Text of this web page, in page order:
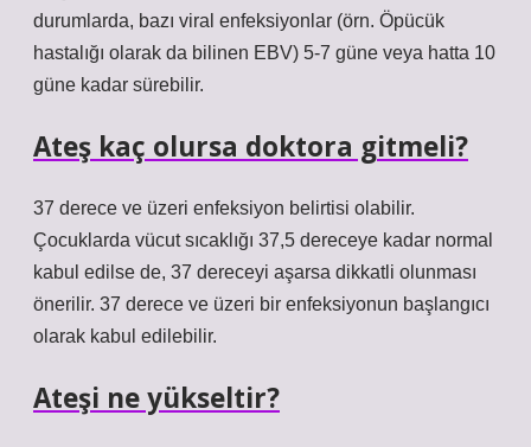
durumlarda, bazı viral enfeksiyonlar (örn. Öpücük
hastalığı olarak da bilinen EBV) 5-7 güne veya hatta 10
güne kadar sürebilir.
Ateş kaç olursa doktora gitmeli?
37 derece ve üzeri enfeksiyon belirtisi olabilir.
Çocuklarda vücut sıcaklığı 37,5 dereceye kadar normal
kabul edilse de, 37 dereceyi aşarsa dikkatli olunması
önerilir. 37 derece ve üzeri bir enfeksiyonun başlangıcı
olarak kabul edilebilir.
Ateşi ne yükseltir?